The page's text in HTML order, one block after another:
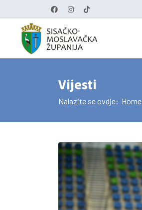
Vijesti
Nalazite se ovdje: Home